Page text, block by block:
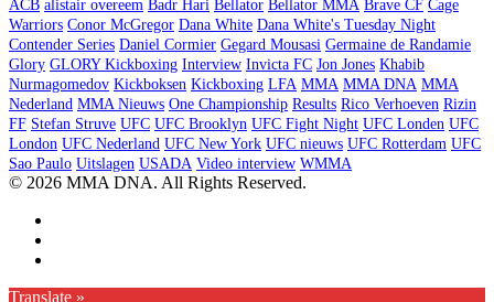
ACB alistair overeem Badr Hari Bellator Bellator MMA Brave CF Cage
Warriors Conor McGregor Dana White Dana White's Tuesday Night
Contender Series Daniel Cormier Gegard Mousasi Germaine de Randamie
Glory GLORY Kickboxing Interview Invicta FC Jon Jones Khabib
Nurmagomedov Kickboksen Kickboxing LFA MMA MMA DNA MMA
Nederland MMA Nieuws One Championship Results Rico Verhoeven Rizin
FF Stefan Struve UFC UFC Brooklyn UFC Fight Night UFC Londen UFC
London UFC Nederland UFC New York UFC nieuws UFC Rotterdam UFC
Sao Paulo Uitslagen USADA Video interview WMMA
© 2026 MMA DNA. All Rights Reserved.
Translate »